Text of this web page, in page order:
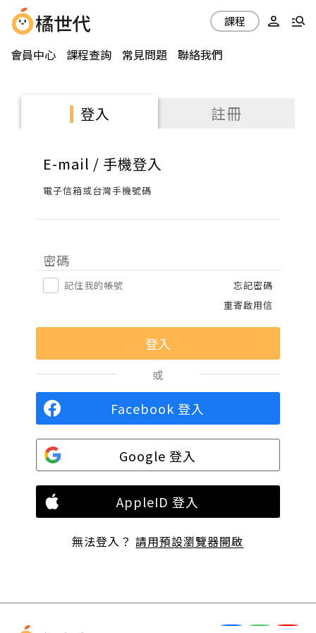
會員中心 課程查詢 常見問題 聯絡我們
課程
登入 註冊
E-mail / 手機登入
電子信箱或台灣手機號碼
密碼
記住我的帳號
忘記密碼
重寄啟用信
或
Facebook 登入
Google 登入
AppleID 登入
無法登入？請用預設瀏覽器開啟